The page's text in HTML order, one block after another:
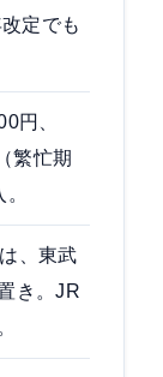
定でも
円、
繁忙期
、東武
き。JR